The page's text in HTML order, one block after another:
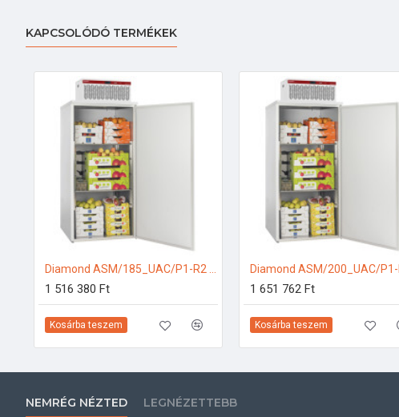
KAPCSOLÓDÓ TERMÉKEK
1 516 380 Ft
Kosárba teszem
1 651 762 Ft
Kosárba teszem
NEMRÉG NÉZTED LEGNÉZETTEBB